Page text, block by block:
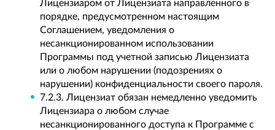
Лицензиаром от Лицензиата направленного в
порядке, предусмотренном настоящим
Соглашением, уведомления о
несанкционированном использовании
Программы под учетной записью Лицензиата
или о любом нарушении (подозрениях о
нарушении) конфиденциальности своего пароля.
7.2.3. Лицензиат обязан немедленно уведомить
Лицензиара о любом случае
несанкционированного доступа к Программе с